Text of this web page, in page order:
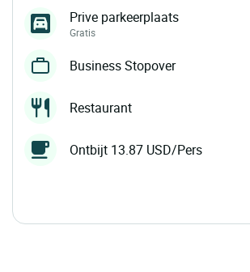
Prive parkeerplaats
Gratis
Business Stopover
Restaurant
Ontbijt 13.87 USD/Pers